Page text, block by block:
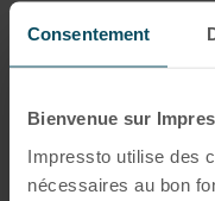
Consentement
Bienvenue sur
Impressto utilise des
nécessaires au bon